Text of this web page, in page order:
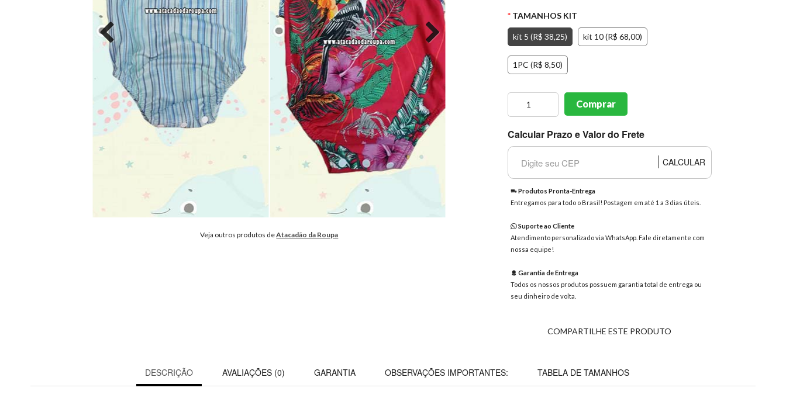
Veja outros produtos deAtacadão da Roupa
TAMANHOS KIT
kit 5 (R$ 38,25) kit 10 (R$ 68,00)
1PC (R$ 8,50)
Comprar
Calcular Prazo e Valor do Frete
CALCULAR
Produtos Pronta-Entrega
Entregamos para todo o Brasil! Postagem em até 1 a 3 dias úteis.
Suporte ao Cliente
Atendimento personalizado via WhatsApp. Fale diretamente com
nossa equipe!
Garantia de Entrega
Todos os nossos produtos possuem garantia total de entrega ou
seu dinheiro de volta.
COMPARTILHE ESTE PRODUTO
DESCRIÇÃO AVALIAÇÕES (0) GARANTIA OBSERVAÇÕES IMPORTANTES: TABELA DE TAMANHOS